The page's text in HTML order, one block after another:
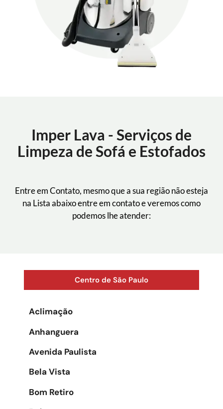
Imper Lava - Serviços de
Limpeza de Sofá e Estofados
Entre em Contato, mesmo que a sua região não esteja
na Lista abaixo entre em contato e veremos como
podemos lhe atender:
Centro de São Paulo
Aclimação
Anhanguera
Avenida Paulista
Bela Vista
Bom Retiro